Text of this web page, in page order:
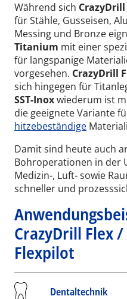
Während sich CrazyDrill
für Stähle, Gusseisen,
Messing und Bronze
Titanium mit einer
für langspanige
vorgesehen. CrazyDrill
sich hingegen für
SST-Inoxwiederum ist
die geeignete Variante
hitzebeständige
Damit sind heute auch
Bohroperationen in der
Medizin-, Luft- sowie
schneller und
CrazyDrill Flex
Flexpilot
Dentaltechnik